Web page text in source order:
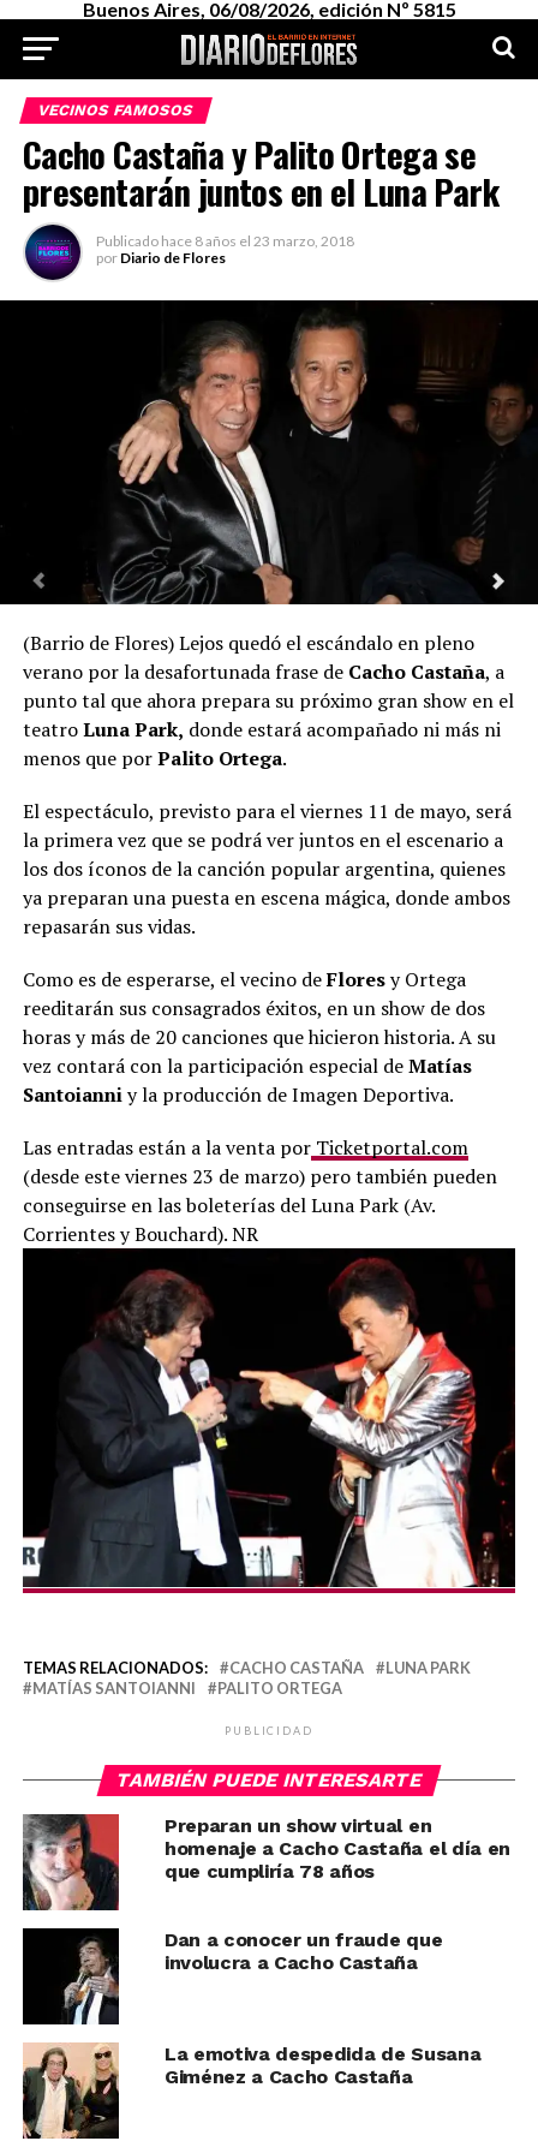
Buenos Aires, 06/08/2026, edición Nº 5815
VECINOS FAMOSOS
Cacho Castaña y Palito Ortega se
presentarán juntos en el Luna Park
Publicado hace 8 años el 23 marzo, 2018
por Diario de Flores
(Barrio de Flores) Lejos quedó el escándalo en pleno
verano por la desafortunada frase de Cacho Castaña, a
punto tal que ahora prepara su próximo gran show en el
teatroLuna Park, donde estará acompañado ni más ni
menos que porPalito Ortega.
El espectáculo, previsto para el viernes 11 de mayo, será
la primera vez que se podrá ver juntos en el escenario a
los dos íconos de la canción popular argentina, quienes
ya preparan una puesta en escena mágica, donde ambos
repasarán sus vidas.
Como es de esperarse, el vecino deFloresy Ortega
reeditarán sus consagrados éxitos, en un show de dos
horas y más de 20 canciones que hicieron historia. A su
vez contará con la participación especial deMatías
Santoianniy la producción de Imagen Deportiva.
Las entradas están a la venta porTicketportal.com
(desde este viernes 23 de marzo) pero también pueden
conseguirse en las boleterías del Luna Park (Av.
Corrientes y Bouchard). NR
TEMAS RELACIONADOS: CACHO CASTAÑA
LUNA PARK
MATÍAS SANTOIANNI
PALITO ORTEGA
PUBLICIDAD
TAMBIÉN PUEDE INTERESARTE
Preparan un show virtual en
homenaje a Cacho Castaña el día en
que cumpliría 78 años
Dan a conocer un fraude que
involucra a Cacho Castaña
La emotiva despedida de Susana
Giménez a Cacho Castaña